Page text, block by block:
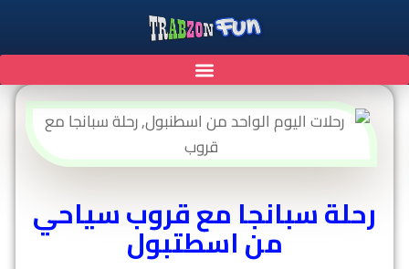
رحلة سبانجا مع قروب سياحي
من اسطتبول